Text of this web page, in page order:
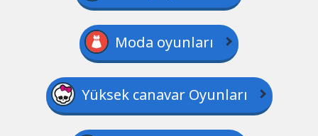
Moda oyunları
Yüksek canavar Oyunları